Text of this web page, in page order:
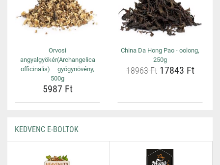
Orvosi
angyalgyökér(Archangelica
officinalis) – gyógynövény,
500g
5987 Ft
China Da Hong Pao - oolong,
250g
18963 Ft17843 Ft
KEDVENC E-BOLTOK